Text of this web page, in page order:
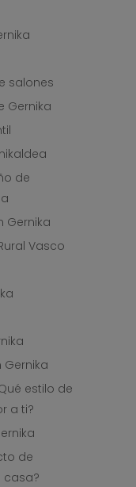
salones
Gernika
de
Gernika
Vasco
estilo de
a ti?
de
casa?